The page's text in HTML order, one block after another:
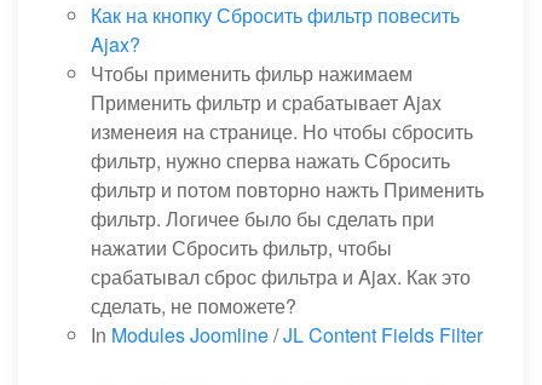
Как на кнопку Сбросить фильтр повесить
Ajax?
Чтобы применить фильр нажимаем
Применить фильтр и срабатывает Ajax
изменеия на странице. Но чтобы сбросить
фильтр, нужно сперва нажать Сбросить
фильтр и потом повторно нажть Применить
фильтр. Логичее было бы сделать при
нажатии Сбросить фильтр, чтобы
срабатывал сброс фильтра и Ajax. Как это
сделать, не поможете?
In Modules Joomline/JL Content Fields Filter